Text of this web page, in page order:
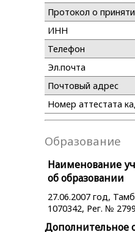
Протокол о
ИНН
Телефон
Эл.почта
Почтовый адрес
Номер аттестата
Образование
Наименование
об образовании
27.06.2007 год,
1070342, Рег. №
Дополнительное